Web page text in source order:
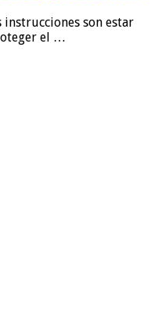
son estar
el …